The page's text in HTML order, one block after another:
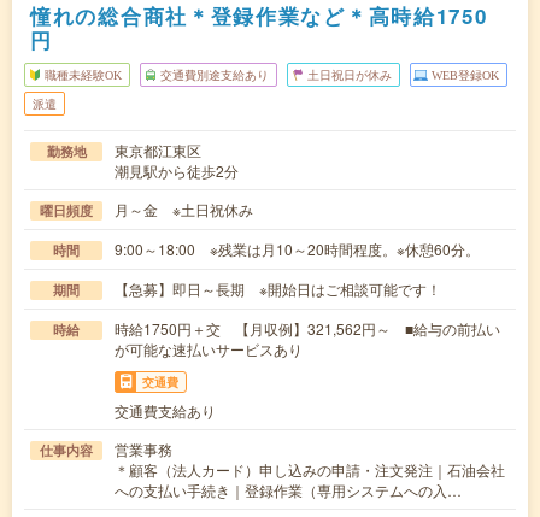
憧れの総合商社＊登録作業など＊高時給1750
円
職種未経験OK 交通費別途支給あり 土日祝日が休み WEB登録OK
派遣
勤務地
東京都江東区
潮見駅から徒歩2分
曜日頻度 月～金 ※土日祝休み
時間 9:00～18:00 ※残業は月10～20時間程度。※休憩60分。
期間 【急募】即日～長期 ※開始日はご相談可能です！
時給
時給1750円＋交 【月収例】321,562円～ ■給与の前払い
が可能な速払いサービスあり
交通費
交通費支給あり
仕事内容
営業事務
＊顧客（法人カード）申し込みの申請・注文発注｜石油会社
への支払い手続き｜登録作業（専用システムへの入…